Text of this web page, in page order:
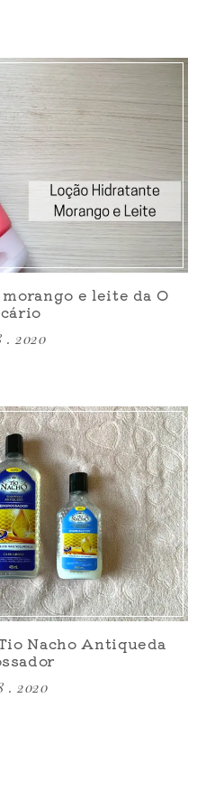
e leite da O
. 2020
Nacho Antiqueda
. 2020